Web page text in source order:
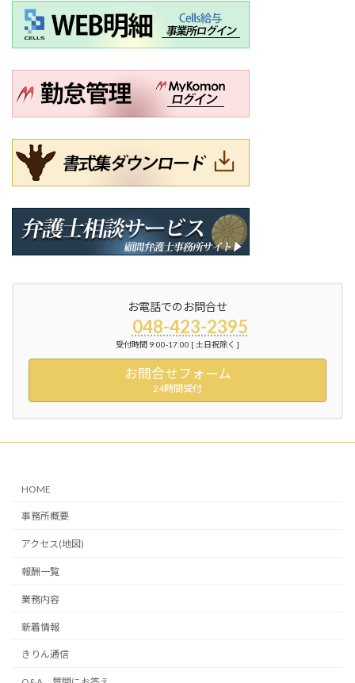
お電話でのお問合せ
048-423-2395
受付時間 9:00-17:00 [ 土日祝除く ]
お問合せフォーム
24時間受付
HOME
事務所概要
アクセス(地図)
報酬一覧
業務内容
新着情報
きりん通信